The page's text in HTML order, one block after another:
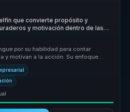
que convierte propósito y
y motivación dentro de las
por su habilidad para contar
y motivan a la acción. Su enfoque